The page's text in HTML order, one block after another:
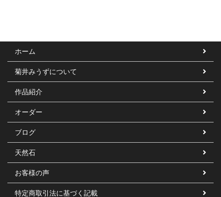
ホーム
菊井みうずについて
作品紹介
オーダー
ブログ
天然石
お客様の声
特定商取引法に基づく記載